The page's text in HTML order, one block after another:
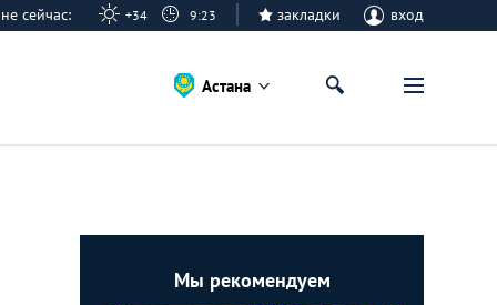
сейчас: +34 9:23 закладки вход
Астана
Мы рекомендуем